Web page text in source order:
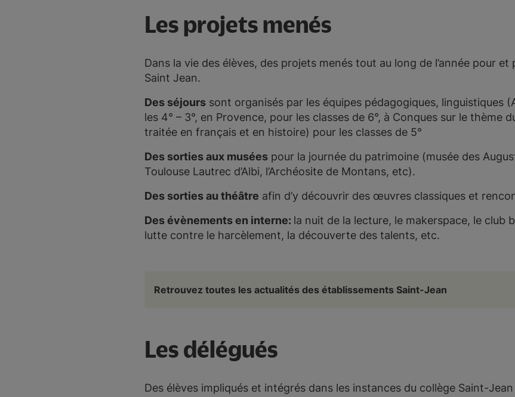
Les projets menés
Dans la vie des élèves, des projets menés tout au long de l’année pour et
Saint Jean.
Des séjours sont organisés par les équipes pédagogiques, linguistiques
les 4° – 3°, en Provence, pour les classes de 6°, à Conques sur le thème
traitée en français et en histoire) pour les classes de 5°
Des sorties aux musées pour la journée du patrimoine (musée des
Toulouse Lautrec d’Albi, l’Archéosite de Montans, etc).
Des sorties au théâtre afin d’y découvrir des œuvres classiques et
Des évènements en interne: la nuit de la lecture, le makerspace, le club
lutte contre le harcèlement, la découverte des talents, etc.
Retrouvez toutes les actualités des établissements Saint-Jean
Les délégués
Des élèves impliqués et intégrés dans les instances du collège Saint-Jean